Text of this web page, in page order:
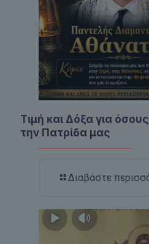
Τιμή και Δόξα για
την Πατρίδα μας
Διαβάστε